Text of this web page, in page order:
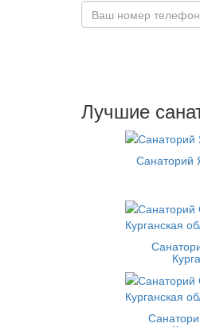
Лучшие
Санаторий